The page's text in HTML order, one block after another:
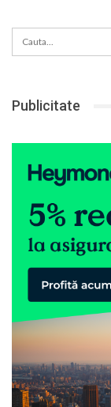
Publicitate